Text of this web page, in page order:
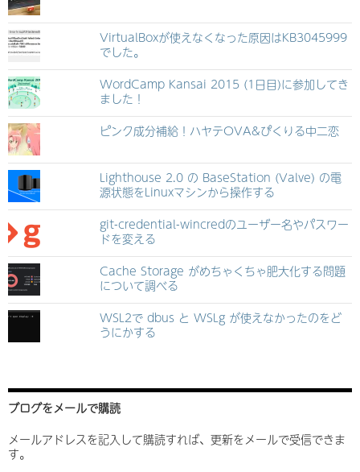
VirtualBoxが使えなくなった原因はKB3045999
でした。
WordCamp Kansai 2015 (1日目)に参加してき
ました！
ピンク成分補給！ハヤテOVA&ぴくりる中二恋
Lighthouse 2.0 の BaseStation (Valve) の電
源状態をLinuxマシンから操作する
git-credential-wincredのユーザー名やパスワー
ドを変える
Cache Storage がめちゃくちゃ肥大化する問題
について調べる
WSL2で dbus と WSLg が使えなかったのをど
うにかする
ブログをメールで購読
メールアドレスを記入して購読すれば、更新をメールで受信できま
す。